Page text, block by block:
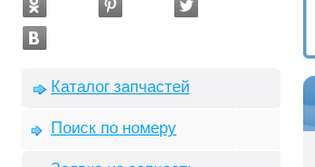
Каталог запчастей
Поиск по номеру